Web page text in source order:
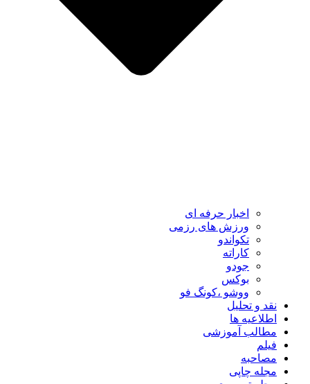
اخبار حرفه ای
ورزش های رزمی
تکواندو
کاراته
جودو
بوکس
ووشو ،کونگ فو
نقد و تحلیل
اطلاعیه ها
مطالب آموزشی
فیلم
مصاحبه
مجله چاپی